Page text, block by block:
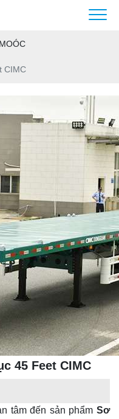
CIMC
45 Feet CIMC
tâm đến sản phẩm Sơ